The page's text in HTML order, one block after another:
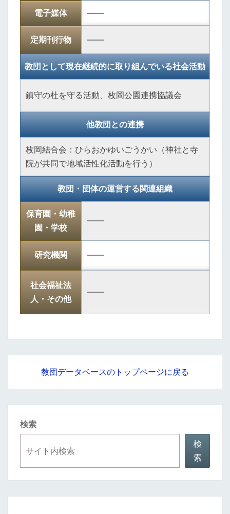
電子媒体 ――
定期刊行物 ――
教団として現在継続的に取り組んでいる社会活動
鎮守の杜を守る活動、枚岡公園連携協議会
他教団との連携
枚岡結合会：ひらおかゆいごうかい（神社と寺
院が共同で地域活性化活動を行う）
教団・団体の運営する関連組織
保育園・幼稚
園・学校
――
研究機関 ――
社会福祉法
人・その他
――
教団データベースのトップページに戻る
検索
検
索